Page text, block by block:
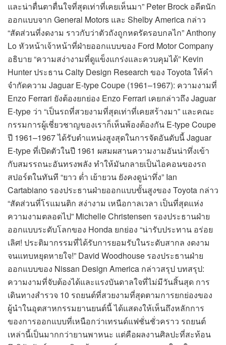
และน่าตื่นตาตื่นใจที่สุดเท่าที่เคยเห็นมา” Peter Brock อดีตนัก
ออกแบบจาก General Motors และ Shelby America กล่าว
“สัดส่วนที่งดงาม ราวกับว่าตัวถังถูกหดรัดรอบกลไก” Anthony
Lo หัวหน้าเจ้าหน้าที่ฝ่ายออกแบบของ Ford Motor Company
อธิบาย “ความสง่างามที่ดูแข็งแกร่งและควบคุมได้” Kevin
Hunter ประธาน Calty Design Research ของ Toyota ให้คำ
จำกัดความ Jaguar E-type Coupe (1961–1967): ความงามที่
Enzo Ferrari ยังต้องยกย่อง Enzo Ferrari เคยกล่าวถึง Jaguar
E-type ว่า “เป็นรถที่สวยงามที่สุดเท่าที่เคยสร้างมา” และคณะ
กรรมการผู้เชี่ยวชาญของเราก็เห็นพ้องต้องกัน E-type Coupe
ปี 1961–1967 ได้รับตำแหน่งสูงสุดในการจัดอันดับนี้ Jaguar
E-type ที่เปิดตัวในปี 1961 ผสมผสานความงามอันน่าทึ่งเข้า
กับสมรรถนะอันทรงพลัง ทำให้มันกลายเป็นไอคอนของรถ
สปอร์ตในทันที “ยาว ต่ำ เย้ายวน ยังคงดูน่าทึ่ง” Ian
Cartabiano รองประธานฝ่ายออกแบบขั้นสูงของ Toyota กล่าว
“สัดส่วนที่โรแมนติก สง่างาม เหนือกาลเวลา เป็นที่สุดแห่ง
ความงามตลอดไป” Michelle Christensen รองประธานฝ่าย
ออกแบบระดับโลกของ Honda ยกย่อง “น่ารับประทาน อร่อย
เลิศ! ประติมากรรมที่ได้รับการยอมรับในระดับสากล งดงาม
จนแทบหยุดหายใจ!” David Woodhouse รองประธานฝ่าย
ออกแบบของ Nissan Design America กล่าวสรุป บทสรุป:
ความงามที่จับต้องได้และแรงบันดาลใจที่ไม่มีวันสิ้นสุด การ
เดินทางสำรวจ 10 รถยนต์ที่สวยงามที่สุดตามการยกย่องของ
ผู้นำในอุตสาหกรรมยานยนต์นี้ ได้แสดงให้เห็นถึงหลักการ
ของการออกแบบที่เหนือกว่าเทรนด์แฟชั่นชั่วคราว รถยนต์
เหล่านี้เป็นมากกว่ายานพาหนะ แต่คือผลงานศิลปะที่สะท้อน